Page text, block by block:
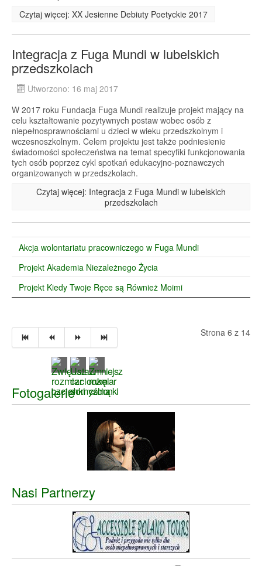
Czytaj więcej: XX Jesienne Debiuty Poetyckie 2017
Integracja z Fuga Mundi w lubelskich
przedszkolach
Utworzono: 16 maj 2017
W 2017 roku Fundacja Fuga Mundi realizuje projekt mający na
celu kształtowanie pozytywnych postaw wobec osób z
niepełnosprawnościami u dzieci w wieku przedszkolnym i
wczesnoszkolnym. Celem projektu jest także podniesienie
świadomości społeczeństwa na temat specyfiki funkcjonowania
tych osób poprzez cykl spotkań edukacyjno-poznawczych
organizowanych w przedszkolach.
Czytaj więcej: Integracja z Fuga Mundi w lubelskich
przedszkolach
Akcja wolontariatu pracowniczego w Fuga Mundi
Projekt Akademia Niezależnego Życia
Projekt Kiedy Twoje Ręce są Również Moimi
Strona 6 z 14
Fotogalerie
Nasi Partnerzy